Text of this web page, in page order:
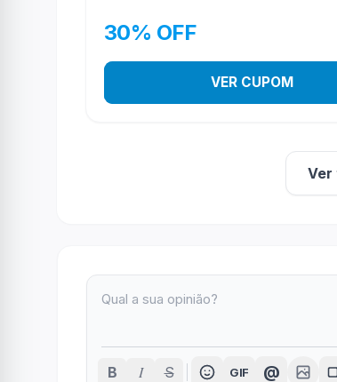
30% OFF
VER CUPOM
Ver
B I S GIF @